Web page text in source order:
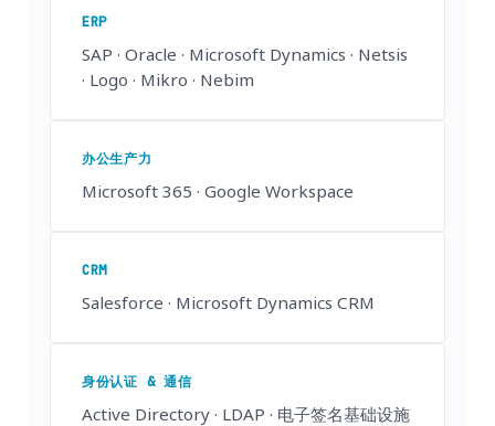
ERP
SAP · Oracle · Microsoft Dynamics · Netsis
· Logo · Mikro · Nebim
办公生产力
Microsoft 365 · Google Workspace
CRM
Salesforce · Microsoft Dynamics CRM
身份认证 & 通信
Active Directory · LDAP · 电子签名基础设施